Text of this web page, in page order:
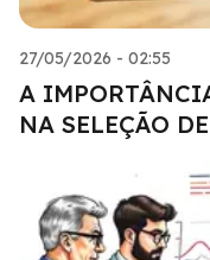
27/05/2026 - 02:55
A
NA SELEÇÃO